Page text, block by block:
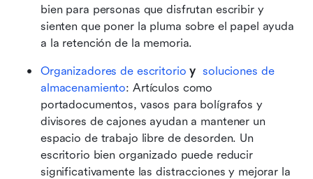
bien para personas que disfrutan escribir y
sienten que poner la pluma sobre el papel ayuda
a la retención de la memoria.
Organizadores de escritorio y soluciones de
almacenamiento: Artículos como
portadocumentos, vasos para bolígrafos y
divisores de cajones ayudan a mantener un
espacio de trabajo libre de desorden. Un
escritorio bien organizado puede reducir
significativamente las distracciones y mejorar la